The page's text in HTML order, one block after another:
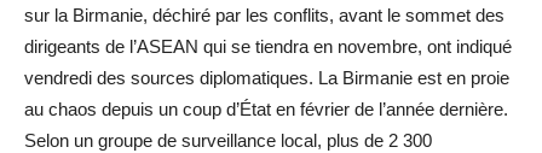
sur la Birmanie, déchiré par les conflits, avant le sommet des
dirigeants de l’ASEAN qui se tiendra en novembre, ont indiqué
vendredi des sources diplomatiques. La Birmanie est en proie
au chaos depuis un coup d’État en février de l’année dernière.
Selon un groupe de surveillance local, plus de 2 300